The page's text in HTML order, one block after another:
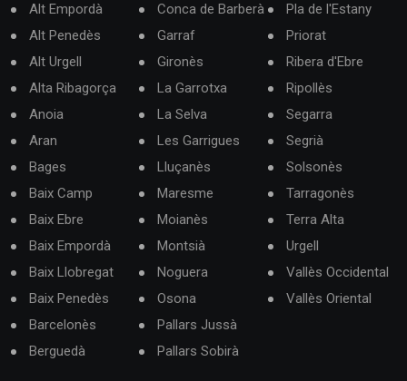
Alt Empordà
Alt Penedès
Alt Urgell
Alta Ribagorça
Anoia
Aran
Bages
Baix Camp
Baix Ebre
Baix Empordà
Baix Llobregat
Baix Penedès
Barcelonès
Berguedà
Conca de Barberà
Garraf
Gironès
La Garrotxa
La Selva
Les Garrigues
Lluçanès
Maresme
Moianès
Montsià
Noguera
Osona
Pallars Jussà
Pallars Sobirà
Pla de l'Estany
Priorat
Ribera d'Ebre
Ripollès
Segarra
Segrià
Solsonès
Tarragonès
Terra Alta
Urgell
Vallès Occidental
Vallès Oriental